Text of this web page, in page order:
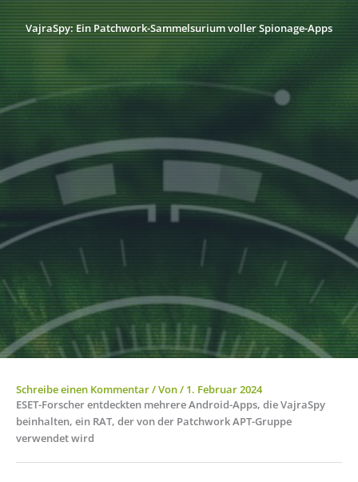
VajraSpy: Ein Patchwork-Sammelsurium voller Spionage-Apps
Schreibe einen Kommentar/ Von/ 1. Februar 2024
ESET-Forscher entdeckten mehrere Android-Apps, die VajraSpy
beinhalten, ein RAT, der von der Patchwork APT-Gruppe
verwendet wird